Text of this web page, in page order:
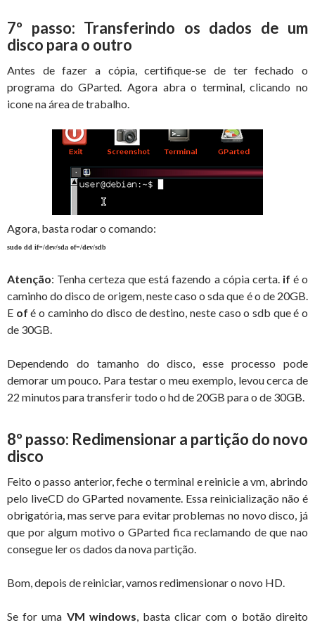
7º passo: Transferindo os dados de um
disco para o outro
Antes de fazer a cópia, certifique-se de ter fechado o
programa do GParted. Agora abra o terminal, clicando no
icone na área de trabalho.
Agora, basta rodar o comando:
sudo dd if=/dev/sda of=/dev/sdb
Atenção: Tenha certeza que está fazendo a cópia certa. if é o
caminho do disco de origem, neste caso o sda que é o de 20GB.
E of é o caminho do disco de destino, neste caso o sdb que é o
de 30GB.
Dependendo do tamanho do disco, esse processo pode
demorar um pouco. Para testar o meu exemplo, levou cerca de
22 minutos para transferir todo o hd de 20GB para o de 30GB.
8º passo: Redimensionar a partição do novo
disco
Feito o passo anterior, feche o terminal e reinicie a vm, abrindo
pelo liveCD do GParted novamente. Essa reinicialização não é
obrigatória, mas serve para evitar problemas no novo disco, já
que por algum motivo o GParted fica reclamando de que nao
consegue ler os dados da nova partição.
Bom, depois de reiniciar, vamos redimensionar o novo HD.
Se for uma VM windows , basta clicar com o botão direito